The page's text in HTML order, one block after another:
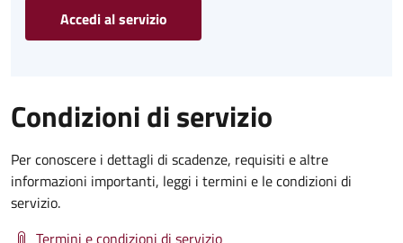
Accedi al servizio
Condizioni di servizio
Per conoscere i dettagli di scadenze, requisiti e altre
informazioni importanti, leggi i termini e le condizioni di
servizio.
Termini e condizioni di servizio